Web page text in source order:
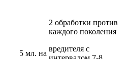
5 мл. на
2 обработки против
каждого поколения
вредителя с